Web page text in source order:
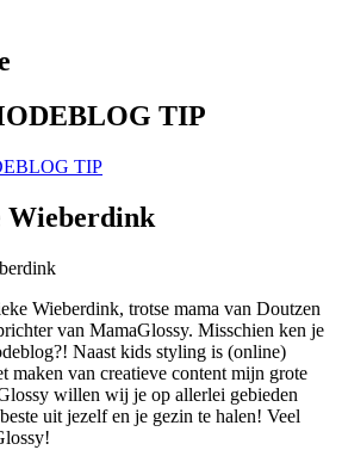
TIP
Wieberdink
Wieberdink, trotse mama van Doutzen
van MamaGlossy. Misschien ken je
Naast kids styling is (online)
maken van creatieve content mijn grote
willen wij je op allerlei gebieden
uit jezelf en je gezin te halen! Veel